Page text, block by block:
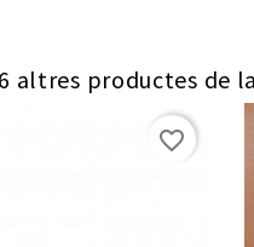
altres productes de
favorite_border